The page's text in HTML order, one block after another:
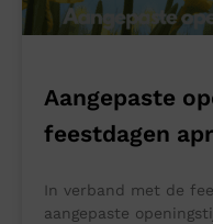
Aangepaste
feestdagen
In verband met de
aangepaste